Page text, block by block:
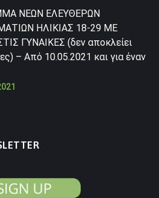
ΝΕΩΝ ΕΛΕΥΘΕΡΩΝ
ΗΛΙΚΙΑΣ 18-29 ΜΕ
ΓΥΝΑΙΚΕΣ (δεν αποκλείει
– Από 10.05.2021 και για έναν